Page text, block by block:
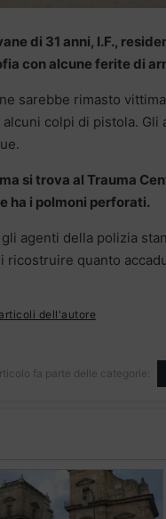
di 31 anni, I.F.,
con alcune ferite di
sarebbe rimasto
colpi di pistola.
si trova al Trauma
ha i polmoni perforati.
agenti della polizia
ricostruire quanto
dell'autore
fa parte delle categorie: